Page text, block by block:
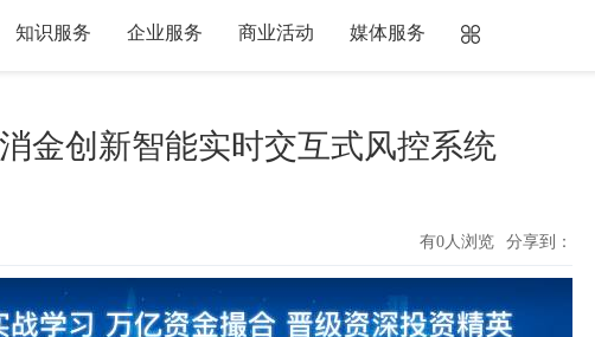
知识服务 企业服务 商业活动 媒体服务
金创新智能实时交互式风控系统
有0人浏览 分享到：